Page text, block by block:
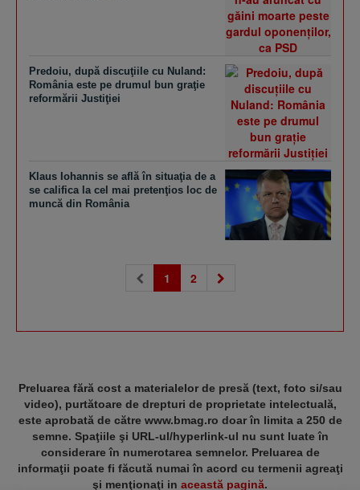
Predoiu, după discuţiile cu Nuland:
România este pe drumul bun graţie
reformării Justiţiei
Klaus Iohannis se află în situaţia de a
se califica la cel mai pretenţios loc de
muncă din România
1 (current)
2
Preluarea fără cost a materialelor de presă (text, foto si/sau
video), purtătoare de drepturi de proprietate intelectuală,
este aprobată de către www.bmag.ro doar în limita a 250 de
semne. Spaţiile şi URL-ul/hyperlink-ul nu sunt luate în
considerare în numerotarea semnelor. Preluarea de
informaţii poate fi făcută numai în acord cu termenii agreaţi
şi menţionaţi in această pagină.